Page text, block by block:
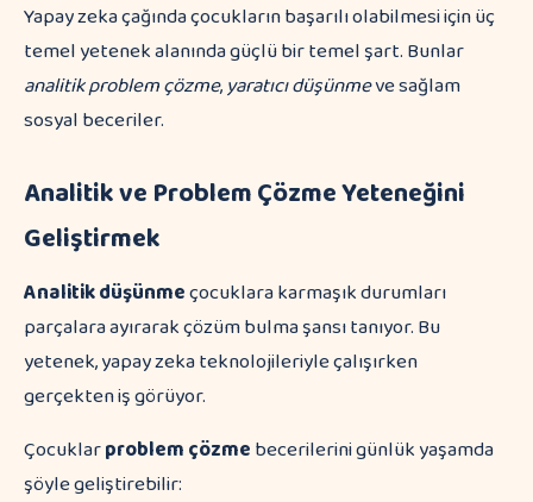
Yapay zeka çağında çocukların başarılı olabilmesi için üç
temel yetenek alanında güçlü bir temel şart. Bunlar
analitik problem çözme,yaratıcı düşünmeve sağlam
sosyal beceriler.
Analitik ve Problem Çözme Yeteneğini
Geliştirmek
Analitik düşünmeçocuklara karmaşık durumları
parçalara ayırarak çözüm bulma şansı tanıyor. Bu
yetenek, yapay zeka teknolojileriyle çalışırken
gerçekten iş görüyor.
Çocuklarproblem çözmebecerilerini günlük yaşamda
şöyle geliştirebilir: